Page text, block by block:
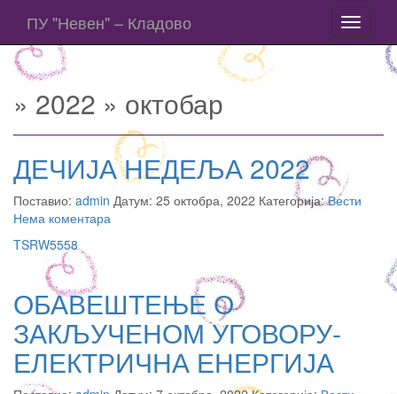
Toggle
ПУ "Невен" – Кладово
» 2022 » октобар
ДЕЧИЈА НЕДЕЉА 2022
Поставио: admin Датум: 25 октобра, 2022 Категорија:Вести
Нема коментара
TSRW5558
ОБАВЕШТЕЊЕ О
ЗАКЉУЧЕНОМ УГОВОРУ-
ЕЛЕКТРИЧНА ЕНЕРГИЈА